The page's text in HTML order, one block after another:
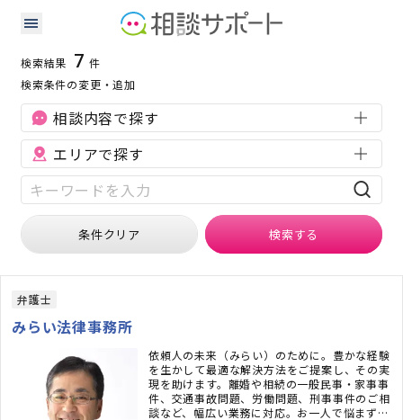
宮城県の交通事故に強い専門家の検索結果
交通事故
検索結果 7 件
検索条件の変更・追加
相談内容で探す
エリアで探す
条件クリア 検索する
弁護士
みらい法律事務所
依頼人の未来（みらい）のために。豊かな経験
を生かして最適な解決方法をご提案し、その実
現を助けます。離婚や相続の一般民事・家事事
件、交通事故問題、労働問題、刑事事件のご相
談など、幅広い業務に対応。お一人で悩まずご